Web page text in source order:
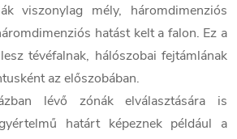
viszonylag mély, háromdimenziós
hatást kelt a falon. Ez a
tévéfalnak, hálószobai fejtámlának
az előszobában.
lévő zónák elválasztására is
határt képeznek például a